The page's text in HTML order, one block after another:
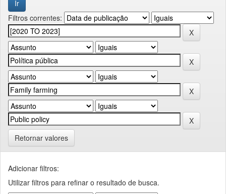
Filtros correntes:
Retornar valores
Adicionar filtros:
Utilizar filtros para refinar o resultado de busca.